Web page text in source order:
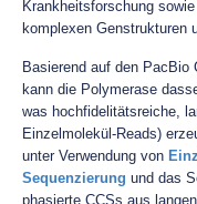
Krankheitsforschung
komplexen Genstrukturen
Basierend auf den PacBio
kann die Polymerase
was hochfidelitätsreiche,
Einzelmolekül-Reads)
unter Verwendung von
Sequenzierung und das
phasierte CCSs aus